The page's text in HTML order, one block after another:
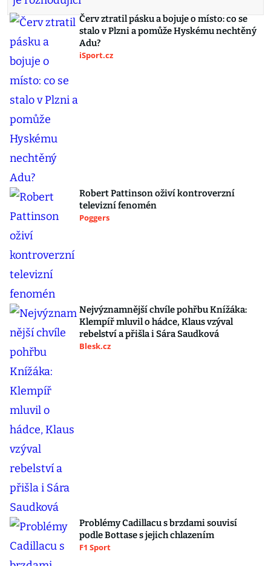
Červ ztratil pásku a bojuje o místo: co se
stalo v Plzni a pomůže Hyskému nechtěný
Adu?
iSport.cz
Robert Pattinson oživí kontroverzní
televizní fenomén
Poggers
Nejvýznamnější chvíle pohřbu Knížáka:
Klempíř mluvil o hádce, Klaus vzýval
rebelství a přišla i Sára Saudková
Blesk.cz
Problémy Cadillacu s brzdami souvisí
podle Bottase s jejich chlazením
F1 Sport